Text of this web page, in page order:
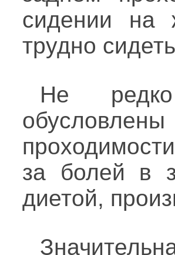
сидении на
трудно
Не
за болей в
диетой,